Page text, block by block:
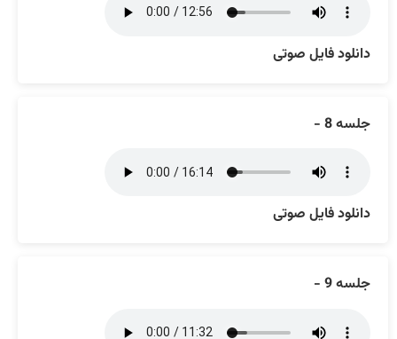
دانلود فایل صوتی
جلسه 8 -
دانلود فایل صوتی
جلسه 9 -